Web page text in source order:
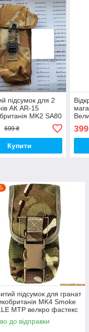
підсумок для 2
АК AR-15
MK2 SA80
DDPM подсумок
Desert DPM
699 ₴
Купити
399
підсумок для гранат
MK4 Smoke
MTP велкро фастекс
Мультикам Multicam
до відправки